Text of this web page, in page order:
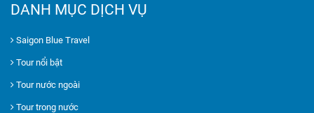
DANH MỤC DỊCH VỤ
Saigon Blue Travel
Tour nổi bật
Tour nước ngoài
Tour trong nước